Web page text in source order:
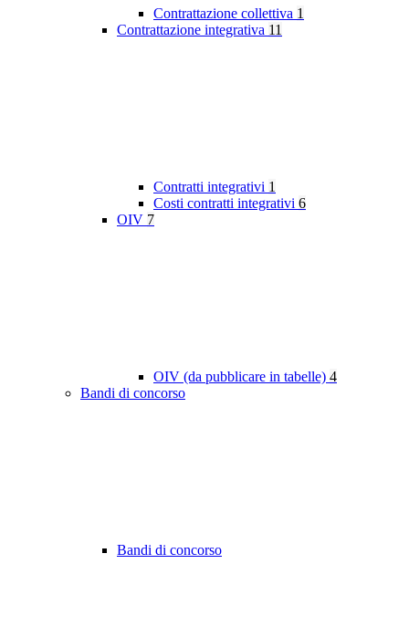
Contrattazione collettiva 1
Contrattazione integrativa 11
Contratti integrativi 1
Costi contratti integrativi 6
OIV 7
OIV (da pubblicare in tabelle) 4
Bandi di concorso
Bandi di concorso